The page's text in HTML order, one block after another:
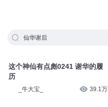
仙华谢后
这个神仙有点彪0241 谢华的履
历
_牛大宝_ 39.1万